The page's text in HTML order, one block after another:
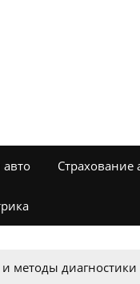
Страхование
методы диагностики